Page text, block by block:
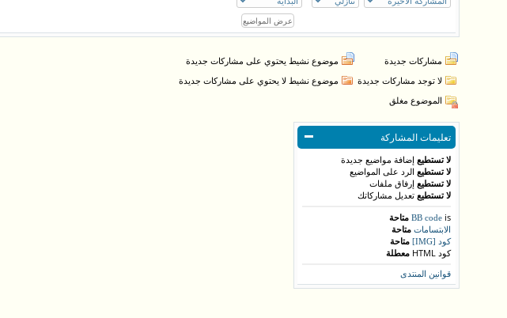
مشاركات جديدة
موضوع نشيط يحتوي على مشاركات جديدة
لا توجد مشاركات جديدة
موضوع نشيط لا يحتوي على مشاركات جديدة
الموضوع مغلق
تعليمات المشاركة
لا تستطيع إضافة مواضيع جديدة
لا تستطيع الرد على المواضيع
لا تستطيع إرفاق ملفات
لا تستطيع تعديل مشاركاتك
BB code is متاحة
الابتسامات متاحة
كود [IMG]
متاحة
كود HTML
معطلة
قوانين المنتدى